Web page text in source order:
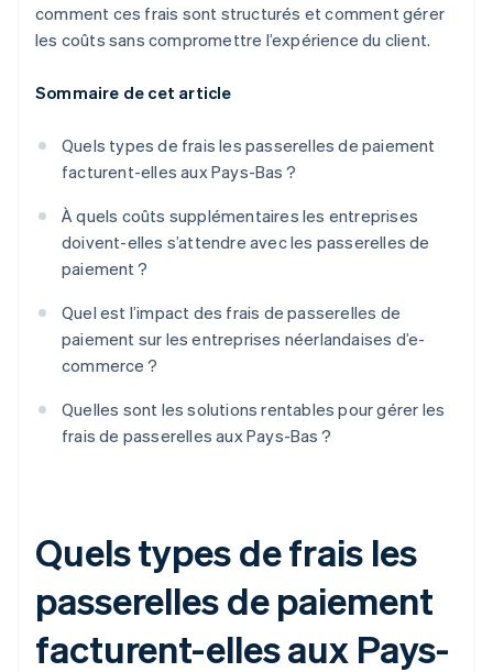
comment ces frais sont structurés et comment gérer
les coûts sans compromettre l’expérience du client.
Sommaire de cet article
Quels types de frais les passerelles de paiement
facturent-elles aux Pays-Bas ?
À quels coûts supplémentaires les entreprises
doivent-elles s’attendre avec les passerelles de
paiement ?
Quel est l’impact des frais de passerelles de
paiement sur les entreprises néerlandaises d’e-
commerce ?
Quelles sont les solutions rentables pour gérer les
frais de passerelles aux Pays-Bas ?
Quels types de frais les
passerelles de paiement
facturent-elles aux Pays-